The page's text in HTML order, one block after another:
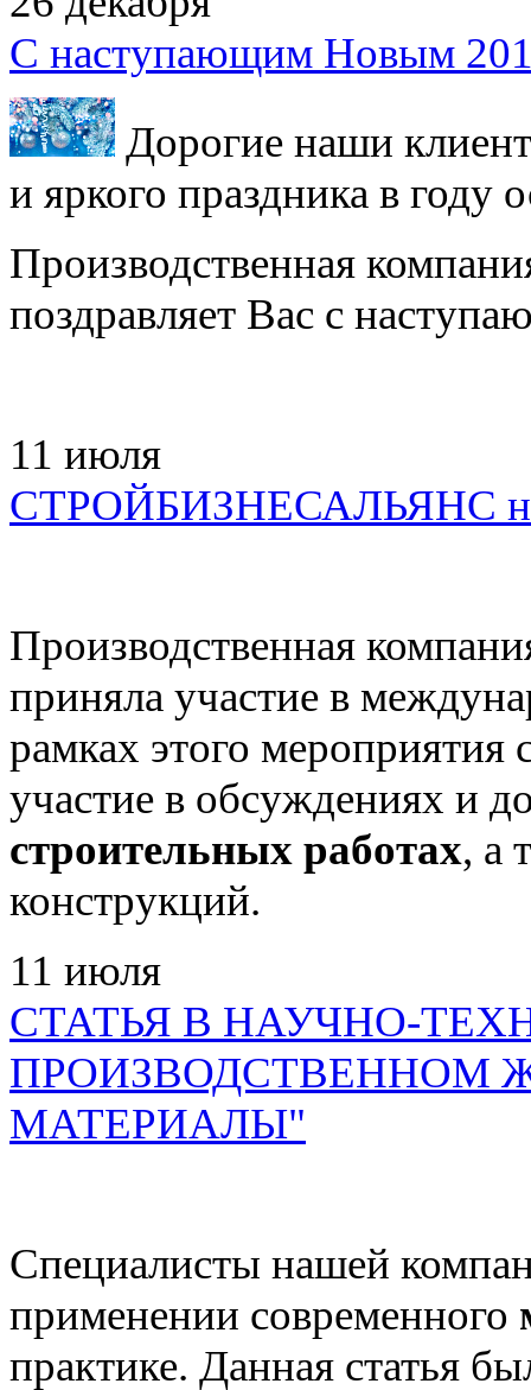
С наступающим Новым
Дорогие наши
и яркого праздника в году
Производственная
поздравляет Вас с
11 июля
СТРОЙБИЗНЕСАЛЬЯНС на
Производственная
приняла участие в
рамках этого
участие в обсуждениях и
строительных работах, а
конструкций.
11 июля
СТАТЬЯ В НАУЧНО-
ПРОИЗВОДСТВЕННОМ
МАТЕРИАЛЫ"
Специалисты нашей
применении современного
практике. Данная статья